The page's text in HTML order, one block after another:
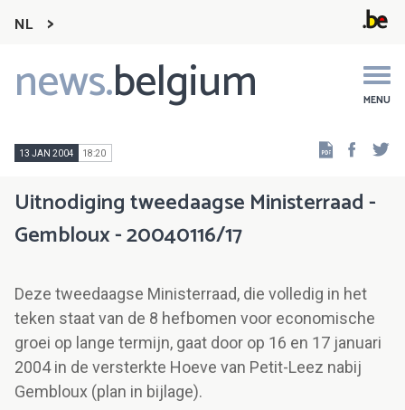
NL
news.belgium MENU
Main
navigation
13 JAN 2004 18:20
Uitnodiging tweedaagse Ministerraad -
Gembloux - 20040116/17
Deze tweedaagse Ministerraad, die volledig in het
teken staat van de 8 hefbomen voor economische
groei op lange termijn, gaat door op 16 en 17 januari
2004 in de versterkte Hoeve van Petit-Leez nabij
Gembloux (plan in bijlage).